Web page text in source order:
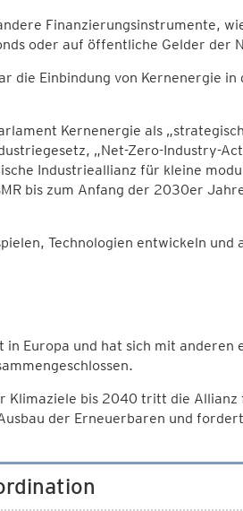
Finanzierungsinstrumente,
oder auf öffentliche Gelder der
die Einbindung von Kernenergie in
Kernenergie als
„Net-Zero-Industry-
Industrieallianz für kleine
bis zum Anfang der 2030er
Technologien entwickeln und
Europa und hat sich mit anderen
Klimaziele bis 2040 tritt die Allianz
der Erneuerbaren und